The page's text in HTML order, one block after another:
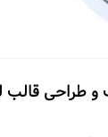
و طراحی قالب